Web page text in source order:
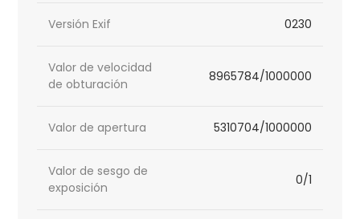
Versión Exif 0230
Valor de velocidad
de obturación
8965784/1000000
Valor de apertura 5310704/1000000
Valor de sesgo de
exposición
0/1